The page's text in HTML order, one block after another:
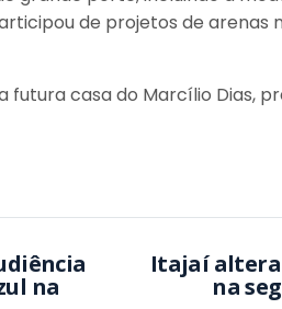
de projetos de
casa do Marcílio Dias,
na
Itajaí altera
na